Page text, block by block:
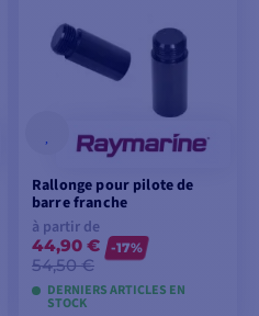
Rallonge pour pilote de
barre franche
à partir de
44,90 €
54,50 €
-17%
DERNIERS ARTICLES EN
STOCK